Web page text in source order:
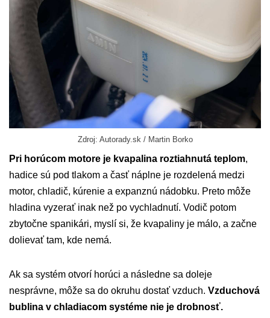
Zdroj: Autorady.sk / Martin Borko
Pri horúcom motore je kvapalina roztiahnutá teplom,
hadice sú pod tlakom a časť náplne je rozdelená medzi
motor, chladič, kúrenie a expanznú nádobku. Preto môže
hladina vyzerať inak než po vychladnutí. Vodič potom
zbytočne spanikári, myslí si, že kvapaliny je málo, a začne
dolievať tam, kde nemá.
Ak sa systém otvorí horúci a následne sa doleje
nesprávne, môže sa do okruhu dostať vzduch. Vzduchová
bublina v chladiacom systéme nie je drobnosť.